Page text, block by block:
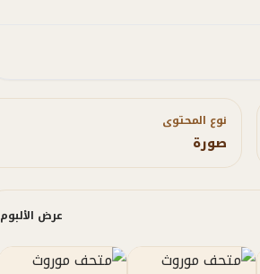
نوع المحتوى
صورة
عرض الألبوم